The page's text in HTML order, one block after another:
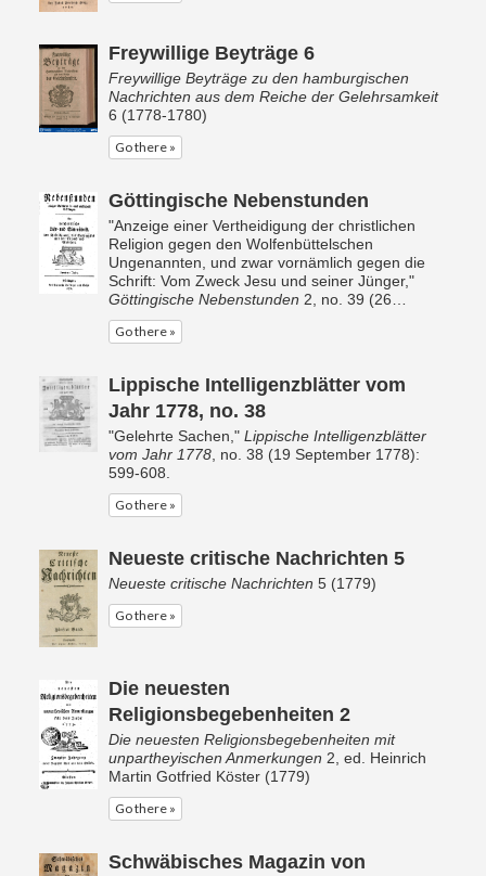
Freywillige Beyträge 6
Freywillige Beyträge zu den hamburgischen
Nachrichten aus dem Reiche der Gelehrsamkeit
6 (1778-1780)
Go there »
Göttingische Nebenstunden
"Anzeige einer Vertheidigung der christlichen
Religion gegen den Wolfenbüttelschen
Ungenannten, und zwar vornämlich gegen die
Schrift: Vom Zweck Jesu und seiner Jünger,"
Göttingische Nebenstunden 2, no. 39 (26…
Go there »
Lippische Intelligenzblätter vom
Jahr 1778, no. 38
"Gelehrte Sachen," Lippische Intelligenzblätter
vom Jahr 1778 , no. 38 (19 September 1778):
599-608.
Go there »
Neueste critische Nachrichten 5
Neueste critische Nachrichten 5 (1779)
Go there »
Die neuesten
Religionsbegebenheiten 2
Die neuesten Religionsbegebenheiten mit
unpartheyischen Anmerkungen 2, ed. Heinrich
Martin Gotfried Köster (1779)
Go there »
Schwäbisches Magazin von